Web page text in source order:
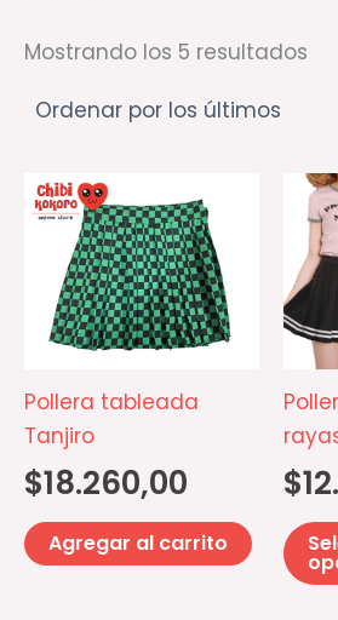
Mostrando los 5 resultados
Pollera tableada
Tanjiro
$18.260,00
Agregar al carrito
$